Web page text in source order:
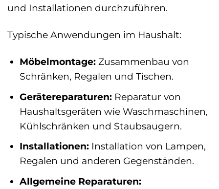
und Installationen durchzuführen.
Typische Anwendungen im Haushalt:
Möbelmontage:Zusammenbau von
Schränken, Regalen und Tischen.
Gerätereparaturen:Reparatur von
Haushaltsgeräten wie Waschmaschinen,
Kühlschränken und Staubsaugern.
Installationen:Installation von Lampen,
Regalen und anderen Gegenständen.
Allgemeine Reparaturen: